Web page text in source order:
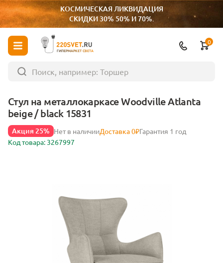
КОСМИЧЕСКАЯ ЛИКВИДАЦИЯ
СКИДКИ 30% 50% И 70%.
ГИПЕРМАРКЕТ СВЕТА
0
Стул на металлокаркасе Woodville Atlanta
beige / black 15831
Акция 25% Нет в наличииДоставка 0₽Гарантия 1 год
Код товара: 3267997